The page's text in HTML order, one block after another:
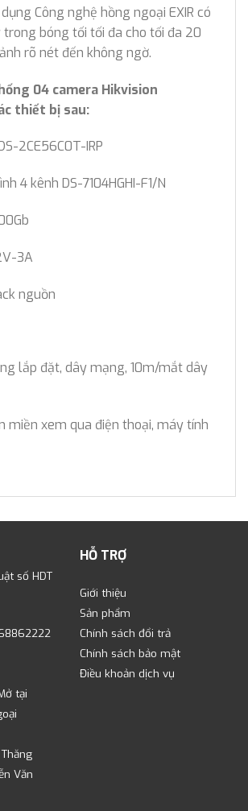
Công nghệ hồng ngoại EXIR có
bóng tối tối đa cho tối đa 20
rõ nét đến không ngờ.
04 camera Hikvision
thiết bị sau:
2CE56C0T-IRP
4 kênh DS-7104HGHI-F1/N
3A
nguồn
lắp đặt, dây mạng, 10m/mắt dây
miền xem qua điện thoại, máy tính
số HDT
tại
Văn
HỖ TRỢ
Giới thiệu
Sản phẩm
Chính sách đổi trả
Chính sách bảo mật
Điều khoản dịch vụ